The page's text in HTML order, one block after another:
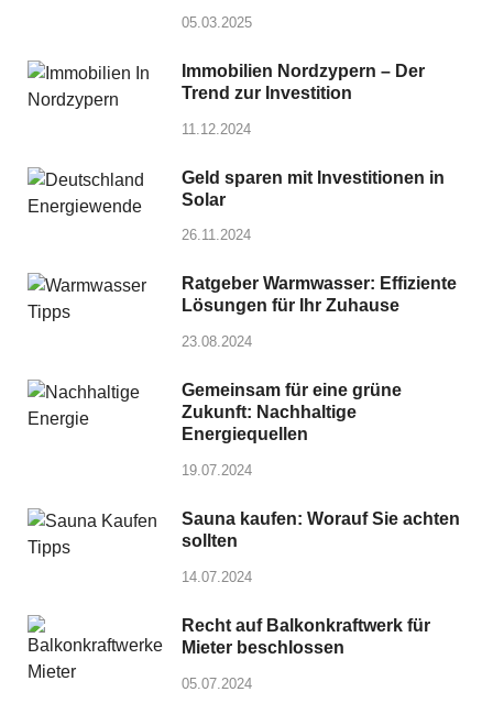
05.03.2025
Immobilien Nordzypern – Der
Trend zur Investition
11.12.2024
Geld sparen mit Investitionen in
Solar
26.11.2024
Ratgeber Warmwasser: Effiziente
Lösungen für Ihr Zuhause
23.08.2024
Gemeinsam für eine grüne
Zukunft: Nachhaltige
Energiequellen
19.07.2024
Sauna kaufen: Worauf Sie achten
sollten
14.07.2024
Recht auf Balkonkraftwerk für
Mieter beschlossen
05.07.2024